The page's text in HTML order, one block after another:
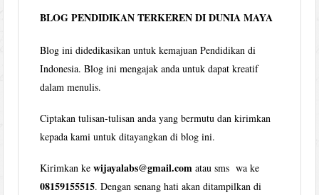
BLOG PENDIDIKAN TERKEREN DI DUNIA MAYA
Blog ini didedikasikan untuk kemajuan Pendidikan di
Indonesia. Blog ini mengajak anda untuk dapat kreatif
dalam menulis.
Ciptakan tulisan-tulisan anda yang bermutu dan kirimkan
kepada kami untuk ditayangkan di blog ini.
Kirimkan kewijayalabs@gmail.com atau sms wa ke
08159155515. Dengan senang hati akan ditampilkan di